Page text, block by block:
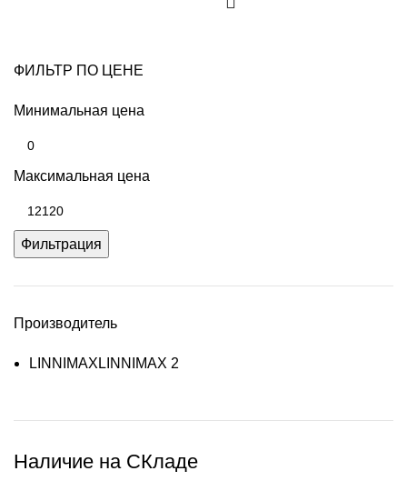
ФИЛЬТР ПО ЦЕНЕ
Минимальная цена
Максимальная цена
Фильтрация
Производитель
LINNIMAX LINNIMAX 2
Наличие на СКладе